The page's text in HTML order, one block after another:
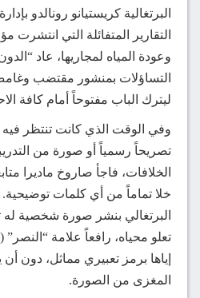
البرتغالية كريستيانو رونالدو
التقارير المتفائلة التي انتشرت
وعودة المياه لمجاريها، عاد
التساؤلات بمنشور مقتضب
ليترك الباب مفتوحاً أمام كافة
وفي الوقت الذي كانت تنتظر فيه
تصريحاً رسمياً أو صورة من
الخلافات، فاجأ صاروخ ماديرا
خلا تماماً من أي كلمات توضيحية.
البرتغالي بنشر صورة شخصية له
إياها برمز تعبيري مماثل، دون
المغزى من الصورة.